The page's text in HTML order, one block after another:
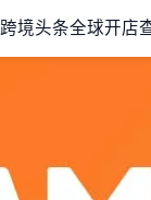
跨境头条全球开店